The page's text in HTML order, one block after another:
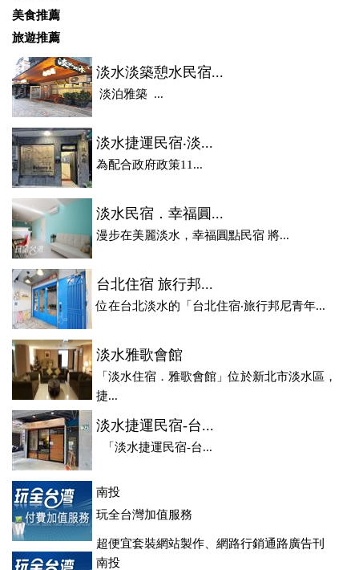
美食推薦
旅遊推薦
淡水淡築憩水民宿...
淡泊雅築 ...
淡水捷運民宿‧淡...
為配合政府政策11...
淡水民宿．幸福圓...
漫步在美麗淡水，幸福圓點民宿 將...
台北住宿 旅行邦...
位在台北淡水的「台北住宿‧旅行邦尼青年...
淡水雅歌會館
「淡水住宿．雅歌會館」位於新北市淡水區，
捷...
淡水捷運民宿-台...
「淡水捷運民宿-台...
南投
玩全台灣加值服務
超便宜套裝網站製作、網路行銷通路廣告刊
登、訂房系統、客房委託旅行社銷售，全面優惠中....
南投